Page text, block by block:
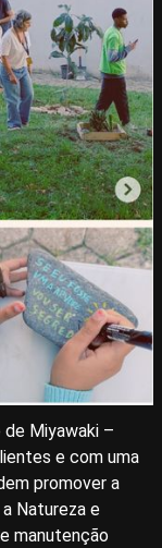
Miyawaki –
e com uma
promover a
Natureza e
manutenção